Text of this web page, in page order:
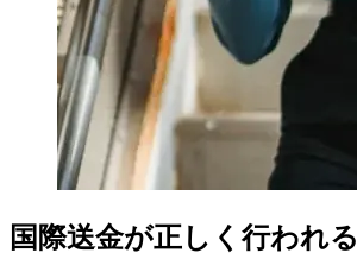
国際送金が正しく行われる